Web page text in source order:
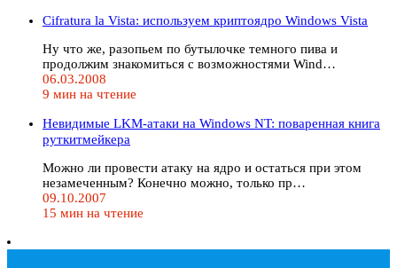
Cifratura la Vista: используем криптоядро Windows Vista
Ну что же, разопьем по бутылочке темного пива и
продолжим знакомиться с возможностями Wind…
06.03.2008
9 мин на чтение
Невидимые LKM-атаки на Windows NT: поваренная книга
руткитмейкера
Можно ли провести атаку на ядро и остаться при этом
незамеченным? Конечно можно, только пр…
09.10.2007
15 мин на чтение